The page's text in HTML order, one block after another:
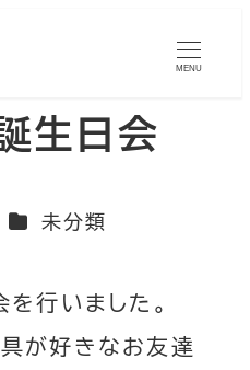
MENU
生日会
カテゴリー
未分類
行いました。
が好きなお友達